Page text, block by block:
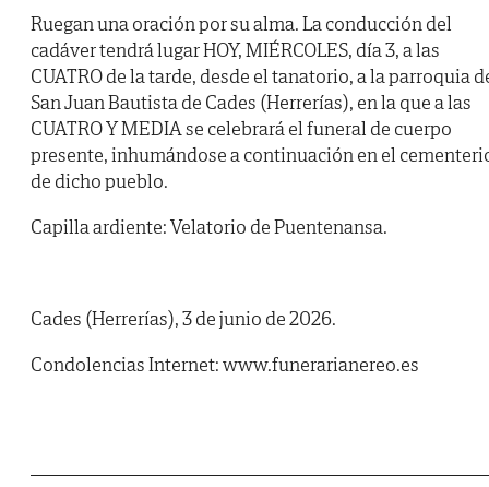
Ruegan una oración por su alma. La conducción del
cadáver tendrá lugar HOY, MIÉRCOLES, día 3, a las
CUATRO de la tarde, desde el tanatorio, a la parroquia
San Juan Bautista de Cades (Herrerías), en la que a las
CUATRO Y MEDIA se celebrará el funeral de cuerpo
presente, inhumándose a continuación en el
de dicho pueblo.
Capilla ardiente: Velatorio de Puentenansa.
Cades (Herrerías), 3 de junio de 2026.
Condolencias Internet: www.funerarianereo.es